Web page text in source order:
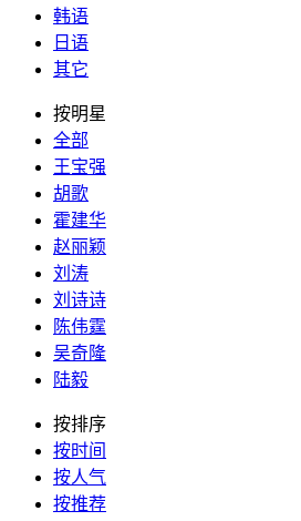
韩语
日语
其它
按明星
全部
王宝强
胡歌
霍建华
赵丽颖
刘涛
刘诗诗
陈伟霆
吴奇隆
陆毅
按排序
按时间
按人气
按推荐